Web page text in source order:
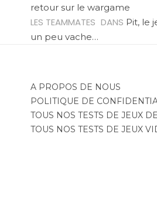
retour sur le wargame
LES TEAMMATES DANS Pit, le
un peu vache…
A PROPOS DE NOUS
POLITIQUE DE
TOUS NOS TESTS DE JEUX
TOUS NOS TESTS DE JEUX